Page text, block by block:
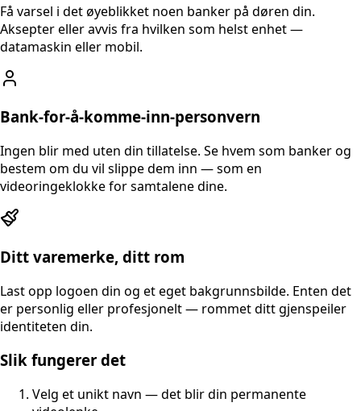
Få varsel i det øyeblikket noen banker på døren din.
Aksepter eller avvis fra hvilken som helst enhet —
datamaskin eller mobil.
Bank-for-å-komme-inn-personvern
Ingen blir med uten din tillatelse. Se hvem som banker og
bestem om du vil slippe dem inn — som en
videoringeklokke for samtalene dine.
Ditt varemerke, ditt rom
Last opp logoen din og et eget bakgrunnsbilde. Enten det
er personlig eller profesjonelt — rommet ditt gjenspeiler
identiteten din.
Slik fungerer det
Velg et unikt navn — det blir din permanente